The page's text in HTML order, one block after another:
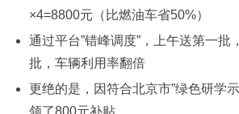
×4=8800元（比燃油车省50%）
通过平台”错峰调度”，上午送第一批
批，车辆利用率翻倍
更绝的是，因符合北京市”绿色研学
领了800元补贴